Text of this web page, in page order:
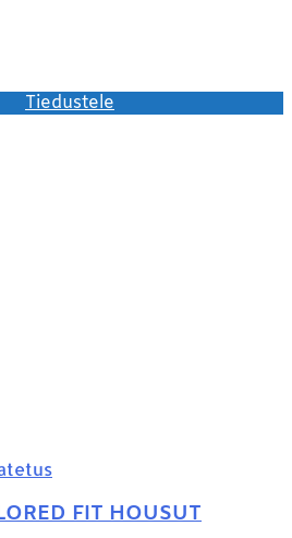
Tiedustele
FIT HOUSUT